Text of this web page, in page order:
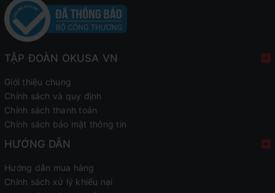
TẬP ĐOÀN OKUSA VN
Giới thiệu chung
Chính sách và quy định
Chính sách thanh toán
Chính sách bảo mật thông tin
HƯỚNG DẪN
Hướng dẫn mua hàng
Chính sách xử lý khiếu nại